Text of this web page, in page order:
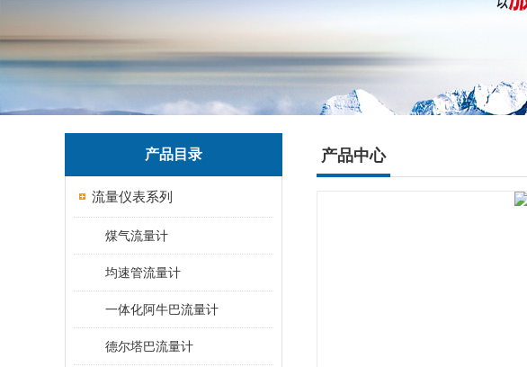
产品目录
流量仪表系列
煤气流量计
均速管流量计
一体化阿牛巴流量计
德尔塔巴流量计
产品中心